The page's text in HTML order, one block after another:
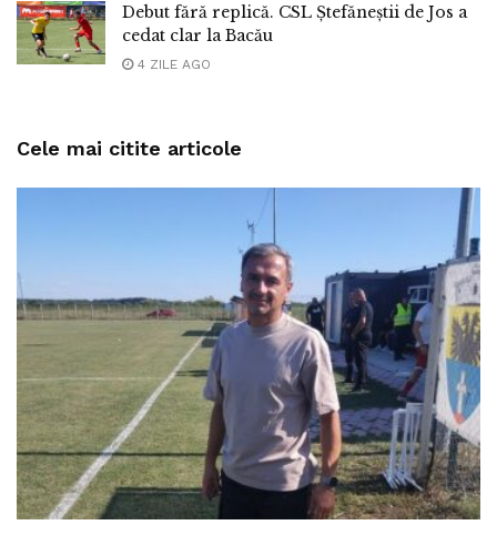
Debut fără replică. CSL Ștefăneștii de Jos a
cedat clar la Bacău
4 ZILE AGO
Cele mai citite articole